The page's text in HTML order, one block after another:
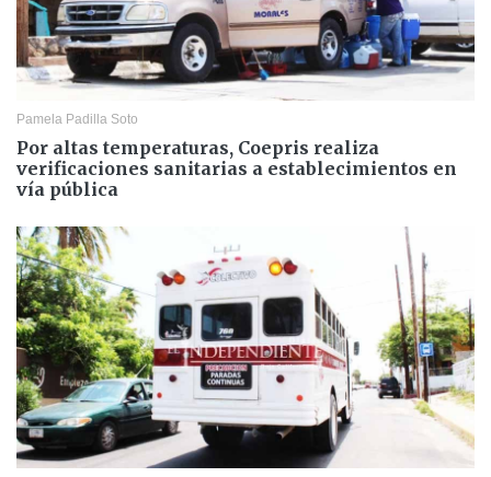
Pamela Padilla Soto
Por altas temperaturas, Coepris realiza
verificaciones sanitarias a establecimientos en
vía pública